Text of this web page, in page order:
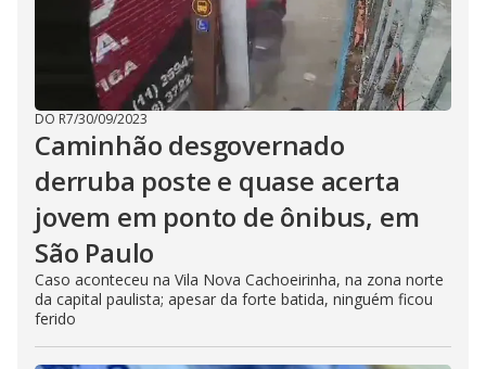
DO R7/30/09/2023
Caminhão desgovernado
derruba poste e quase acerta
jovem em ponto de ônibus, em
São Paulo
Caso aconteceu na Vila Nova Cachoeirinha, na zona norte
da capital paulista; apesar da forte batida, ninguém ficou
ferido